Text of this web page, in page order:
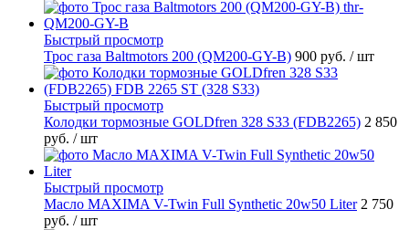
Быстрый просмотр
Трос газа Baltmotors 200 (QM200-GY-B) 900 руб. / шт
Быстрый просмотр
Колодки тормозные GOLDfren 328 S33 (FDB2265) 2 850
руб. / шт
Быстрый просмотр
Масло MAXIMA V-Twin Full Synthetic 20w50 Liter 2 750
руб. / шт